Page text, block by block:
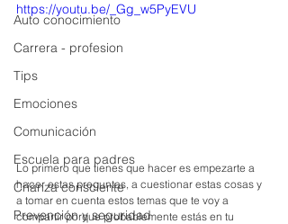
Auto conocimiento
Carrera - profesion
Tips
Emociones
Comunicación
Escuela para padres
Crianza consciente
Prevención y seguridad
https://youtu.be/_Gg_w5PyEVU
Lo primero que tienes que hacer es empezarte a
hacer estas preguntas, a cuestionar estas cosas y
a tomar en cuenta estos temas que te voy a
compartir porque probablemente estás en tu